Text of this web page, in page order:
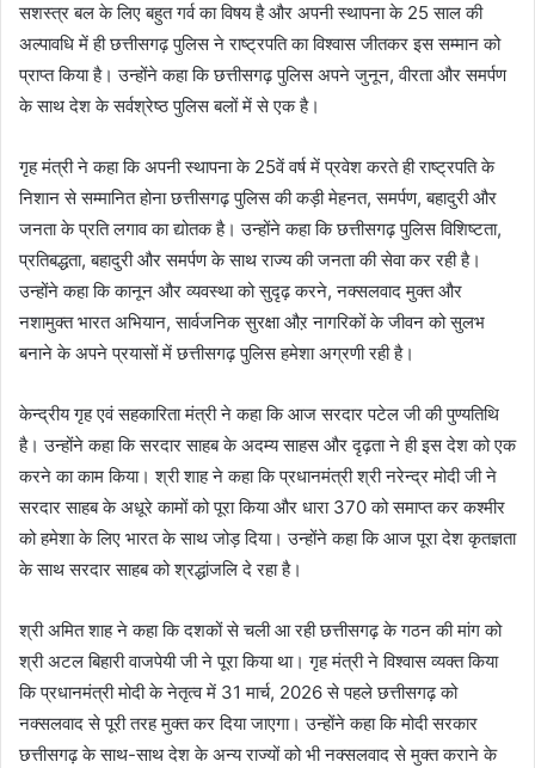
सशस्त्र बल के लिए बहुत गर्व का विषय है और अपनी स्थापना के 25 साल की
अल्पावधि में ही छत्तीसगढ़ पुलिस ने राष्ट्रपति का विश्वास जीतकर इस सम्मान को
प्राप्त किया है। उन्होंने कहा कि छत्तीसगढ़ पुलिस अपने जुनून, वीरता और समर्पण
के साथ देश के सर्वश्रेष्ठ पुलिस बलों में से एक है।
गृह मंत्री ने कहा कि अपनी स्थापना के 25वें वर्ष में प्रवेश करते ही राष्ट्रपति के
निशान से सम्मानित होना छत्तीसगढ़ पुलिस की कड़ी मेहनत, समर्पण, बहादुरी और
जनता के प्रति लगाव का द्योतक है। उन्होंने कहा कि छत्तीसगढ़ पुलिस विशिष्टता,
प्रतिबद्धता, बहादुरी और समर्पण के साथ राज्य की जनता की सेवा कर रही है।
उन्होंने कहा कि कानून और व्यवस्था को सुदृढ़ करने, नक्सलवाद मुक्त और
नशामुक्त भारत अभियान, सार्वजनिक सुरक्षा औऱ नागरिकों के जीवन को सुलभ
बनाने के अपने प्रयासों में छत्तीसगढ़ पुलिस हमेशा अग्रणी रही है।
केन्द्रीय गृह एवं सहकारिता मंत्री ने कहा कि आज सरदार पटेल जी की पुण्यतिथि
है। उन्होंने कहा कि सरदार साहब के अदम्य साहस और दृढ़ता ने ही इस देश को एक
करने का काम किया। श्री शाह ने कहा कि प्रधानमंत्री श्री नरेन्द्र मोदी जी ने
सरदार साहब के अधूरे कामों को पूरा किया और धारा 370 को समाप्त कर कश्मीर
को हमेशा के लिए भारत के साथ जोड़ दिया। उन्होंने कहा कि आज पूरा देश कृतज्ञता
के साथ सरदार साहब को श्रद्धांजलि दे रहा है।
श्री अमित शाह ने कहा कि दशकों से चली आ रही छत्तीसगढ़ के गठन की मांग को
श्री अटल बिहारी वाजपेयी जी ने पूरा किया था। गृह मंत्री ने विश्वास व्यक्त किया
कि प्रधानमंत्री मोदी के नेतृत्व में 31 मार्च, 2026 से पहले छत्तीसगढ़ को
नक्सलवाद से पूरी तरह मुक्त कर दिया जाएगा। उन्होंने कहा कि मोदी सरकार
छत्तीसगढ़ के साथ-साथ देश के अन्य राज्यों को भी नक्सलवाद से मुक्त कराने के